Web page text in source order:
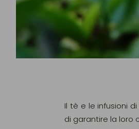
Il tè e le infusioni
di garantire la loro